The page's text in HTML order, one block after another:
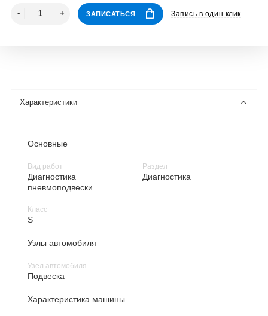
ЗАПИСАТЬСЯ Запись в один клик
Характеристики
Основные
Вид работ
Диагностика
пневмоподвески
Класс
S
Раздел
Диагностика
Узлы автомобиля
Узел автомобиля
Подвеска
Характеристика машины